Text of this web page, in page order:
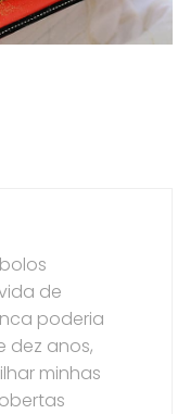
de
poderia
dez anos,
minhas